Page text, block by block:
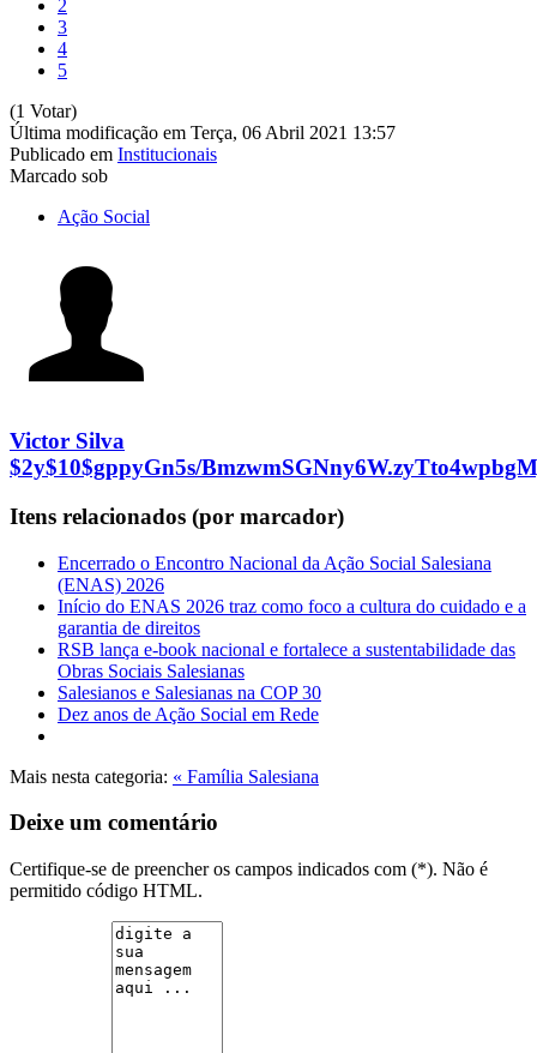
2
3
4
5
(1 Votar)
Última modificação em Terça, 06 Abril 2021 13:57
Publicado em Institucionais
Marcado sob
Ação Social
Victor Silva
$2y$10$gppyGn5s/
Itens relacionados (por marcador)
Encerrado o Encontro Nacional da Ação Social Salesiana
(ENAS) 2026
Início do ENAS 2026 traz como foco a cultura do cuidado e a
garantia de direitos
RSB lança e-book nacional e fortalece a sustentabilidade das
Obras Sociais Salesianas
Salesianos e Salesianas na COP 30
Dez anos de Ação Social em Rede
Mais nesta categoria: « Família Salesiana
Deixe um comentário
Certifique-se de preencher os campos indicados com (*). Não é
permitido código HTML.